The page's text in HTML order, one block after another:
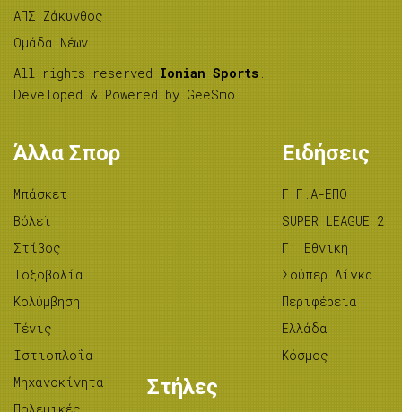
ΑΠΣ Ζάκυνθος
Ομάδα Νέων
All rights reserved Ionian Sports .
Developed & Powered by GeeSmo .
Άλλα Σπορ
Μπάσκετ
Βόλεϊ
Στίβος
Tοξοβολία
Κολύμβηση
Τένις
Ιστιοπλοΐα
Μηχανοκίνητα
Ειδήσεις
Γ.Γ.Α-ΕΠΟ
SUPER LEAGUE 2
Γ’ Εθνική
Σούπερ Λίγκα
Περιφέρεια
Ελλάδα
Κόσμος
Στήλες